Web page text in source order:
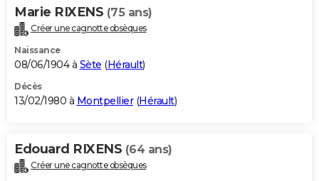
Marie RIXENS (75 ans)
Créer une cagnotte obsèques
Naissance
08/06/1904 à Sète (Hérault)
Décès
13/02/1980 à Montpellier(Hérault)
Edouard RIXENS (64 ans)
Créer une cagnotte obsèques